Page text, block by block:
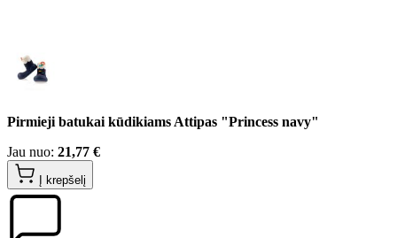
Pirmieji batukai kūdikiams Attipas "Princess navy"
Jau nuo: 21,77 €
Į krepšelį